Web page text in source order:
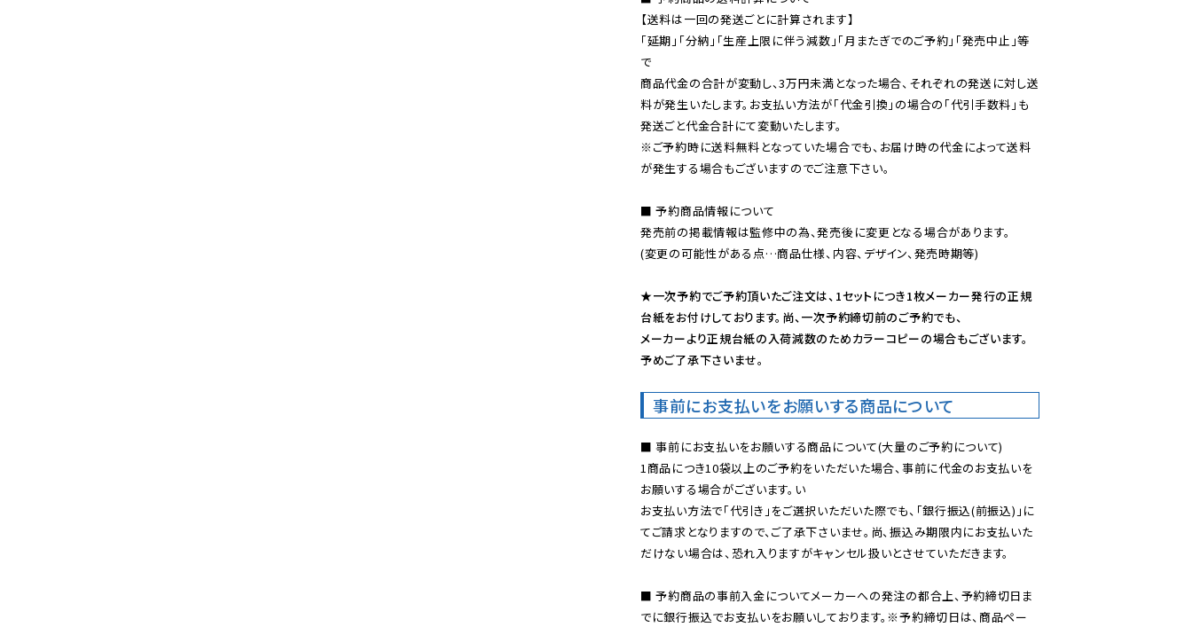
【送料は一回の発送ごとに計算されます】
「延期」「分納」「生産上限に伴う減数」「月またぎでのご予約」「発売中止」等
で
商品代金の合計が変動し、3万円未満となった場合、それぞれの発送に対し送
料が発生いたします。お支払い方法が「代金引換」の場合の「代引手数料」も
※ご予約時に送料無料となっていた場合でも、お届け時の代金によって送料
が発生する場合もございますのでご注意下さい。
■ 予約商品情報について
発売前の掲載情報は監修中の為、発売後に変更となる場合があります。
(変更の可能性がある点…商品仕様、内容、デザイン、発売時期等)
★一次予約でご予約頂いたご注文は、1セットにつき1枚メーカー発行の正規
台紙をお付けしております。尚、一次予約締切前のご予約でも、
メーカーより正規台紙の入荷減数のためカラーコピーの場合もございます。
予めご了承下さいませ。
事前にお支払いをお願いする商品について
■ 事前にお支払いをお願いする商品について(大量のご予約について)
1商品につき10袋以上のご予約をいただいた場合、事前に代金のお支払いを
お願いする場合がございます。い
お支払い方法で「代引き」をご選択いただいた際でも、「銀行振込(前振込)」に
てご請求となりますので、ご了承下さいませ。尚、振込み期限内にお支払いた
だけない場合は、恐れ入りますがキャンセル扱いとさせていただきます。
■ 予約商品の事前入金についてメーカーへの発注の都合上、予約締切日ま
でに銀行振込でお支払いをお願いしております。※予約締切日は、商品ペー